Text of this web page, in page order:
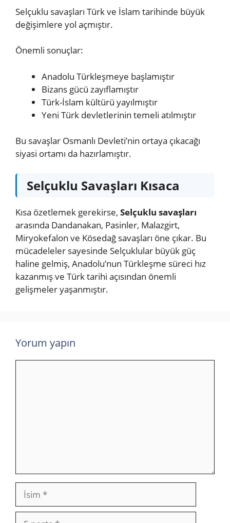
Selçuklu savaşları Türk ve İslam tarihinde büyük
değişimlere yol açmıştır.
Önemli sonuçlar:
Anadolu Türkleşmeye başlamıştır
Bizans gücü zayıflamıştır
Türk-İslam kültürü yayılmıştır
Yeni Türk devletlerinin temeli atılmıştır
Bu savaşlar Osmanlı Devleti’nin ortaya çıkacağı
siyasi ortamı da hazırlamıştır.
Selçuklu Savaşları Kısaca
Kısa özetlemek gerekirse, Selçuklu savaşları
arasında Dandanakan, Pasinler, Malazgirt,
Miryokefalon ve Kösedağ savaşları öne çıkar. Bu
mücadeleler sayesinde Selçuklular büyük güç
haline gelmiş, Anadolu’nun Türkleşme süreci hız
kazanmış ve Türk tarihi açısından önemli
gelişmeler yaşanmıştır.
Yorum yapın
İsim